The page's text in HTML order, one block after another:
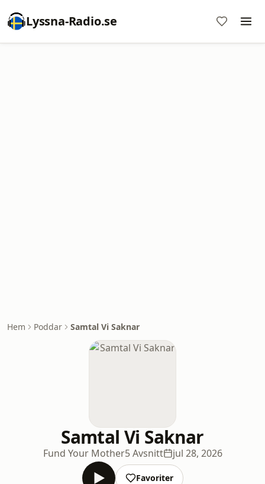
Lyssna-Radio.se
Hem Poddar Samtal Vi Saknar
Samtal Vi Saknar
Fund Your Mother5 Avsnitt jul 28, 2026
Favoriter